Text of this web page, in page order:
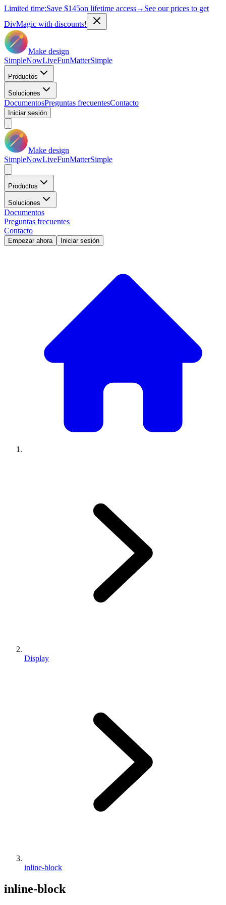
Limited time:Save $145on lifetime access→ See our prices to get
DivMagic with discounts!
Make design
SimpleNowLiveFunMatterSimple
Productos
Soluciones
DocumentosPreguntas frecuentesContacto
Iniciar sesión
Make design
SimpleNowLiveFunMatterSimple
Productos
Soluciones
Documentos
Preguntas frecuentes
Contacto
Empezar ahora Iniciar sesión
Display
inline-block
inline-block